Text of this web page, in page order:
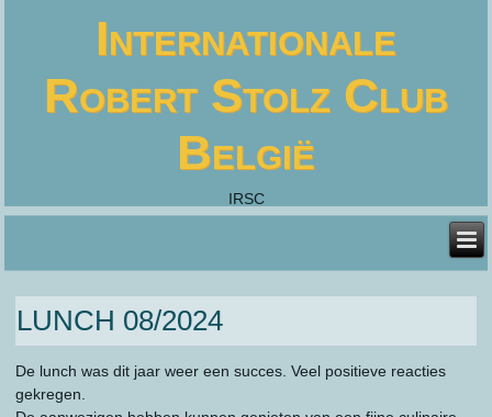
Internationale
Robert Stolz Club
België
IRSC
LUNCH 08/2024
De lunch was dit jaar weer een succes. Veel positieve reacties
gekregen.